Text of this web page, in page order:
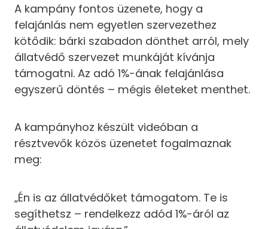
A kampány fontos üzenete, hogy a
felajánlás nem egyetlen szervezethez
kötődik: bárki szabadon dönthet arról, mely
állatvédő szervezet munkáját kívánja
támogatni. Az adó 1%-ának felajánlása
egyszerű döntés – mégis életeket menthet.
A kampányhoz készült videóban a
résztvevők közös üzenetet fogalmaznak
meg:
„Én is az állatvédőket támogatom. Te is
segíthetsz – rendelkezz adód 1%-áról az